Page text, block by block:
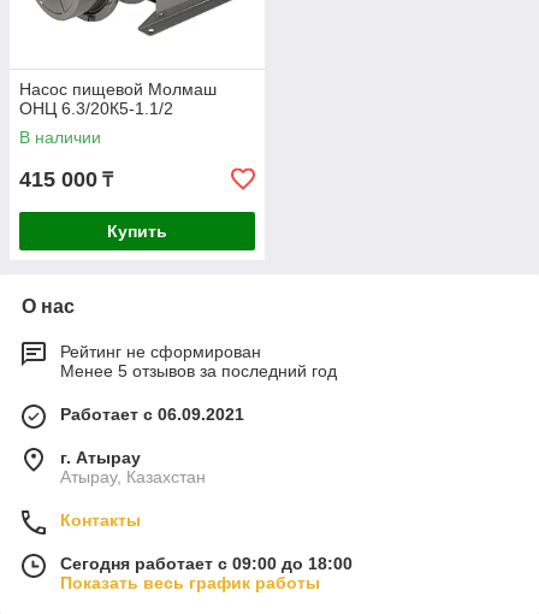
Насос пищевой Молмаш
ОНЦ 6.3/20К5-1.1/2
В наличии
415 000 ₸
Купить
О нас
Рейтинг не сформирован
Менее 5 отзывов за последний год
Работает с 06.09.2021
г. Атырау
Атырау, Казахстан
Контакты
Сегодня работает с 09:00 до 18:00
Показать весь график работы